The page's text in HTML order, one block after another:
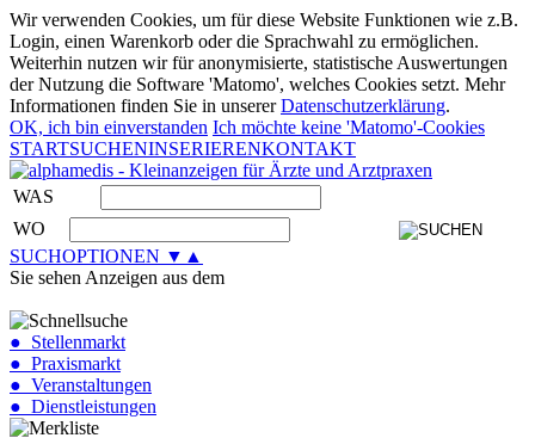
Wir verwenden Cookies, um für diese Website Funktionen wie z.B.
Login, einen Warenkorb oder die Sprachwahl zu ermöglichen.
Weiterhin nutzen wir für anonymisierte, statistische Auswertungen
der Nutzung die Software 'Matomo', welches Cookies setzt. Mehr
Informationen finden Sie in unsererDatenschutzerklärung.
OK, ich bin einverstanden Ich möchte keine 'Matomo'-Cookies
STARTSUCHENINSERIERENKONTAKT
WAS
WO
SUCHOPTIONEN ▼▲
Sie sehen Anzeigen aus dem
● Stellenmarkt
● Praxismarkt
● Veranstaltungen
● Dienstleistungen